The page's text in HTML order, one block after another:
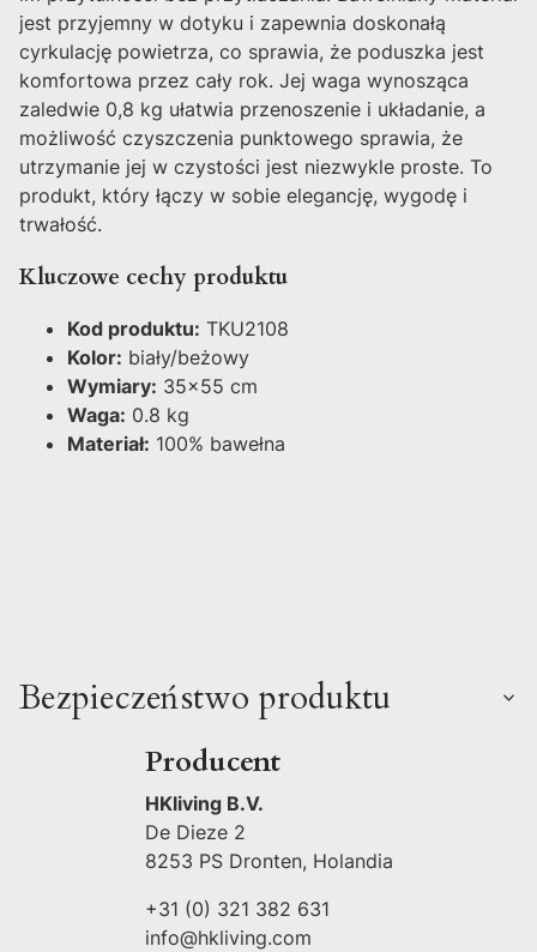
jest przyjemny w dotyku i zapewnia doskonałą
cyrkulację powietrza, co sprawia, że poduszka jest
komfortowa przez cały rok. Jej waga wynosząca
zaledwie 0,8 kg ułatwia przenoszenie i układanie, a
możliwość czyszczenia punktowego sprawia, że
utrzymanie jej w czystości jest niezwykle proste. To
produkt, który łączy w sobie elegancję, wygodę i
trwałość.
Kluczowe cechy produktu
Kod produktu: TKU2108
Kolor: biały/beżowy
Wymiary: 35x55 cm
Waga: 0.8 kg
Materiał: 100% bawełna
Bezpieczeństwo produktu
Producent
HKliving B.V.
De Dieze 2
8253 PS Dronten, Holandia
+31 (0) 321 382 631
info@hkliving.com